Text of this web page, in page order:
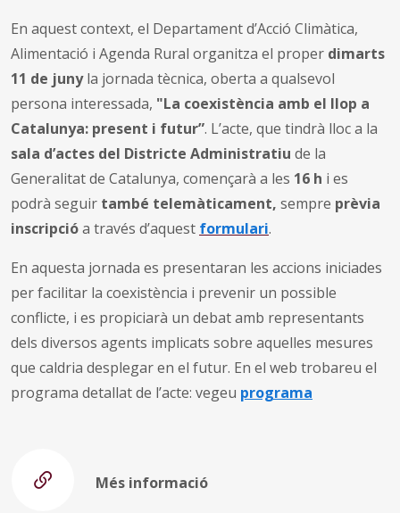
En aquest context, el Departament d’Acció Climàtica,
Alimentació i Agenda Rural organitza el proper dimarts
11 de junyla jornada tècnica, oberta a qualsevol
persona interessada, "La coexistència amb el llop a
Catalunya: present i futur”. L’acte, que tindrà lloc a la
sala d’actes del Districte Administratiu de la
Generalitat de Catalunya, començarà a les 16 h i es
podrà seguir també telemàticament, sempre prèvia
inscripcióa través d’aquest formulari.
En aquesta jornada es presentaran les accions iniciades
per facilitar la coexistència i prevenir un possible
conflicte, i es propiciarà un debat amb representants
dels diversos agents implicats sobre aquelles mesures
que caldria desplegar en el futur. En el web trobareu el
programa detallat de l’acte: vegeu programa
Més informació